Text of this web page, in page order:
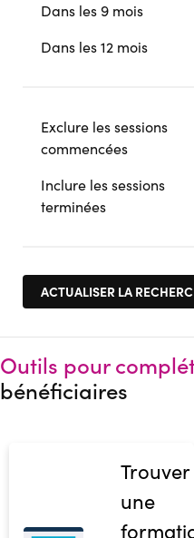
Dans les 9 mois
Dans les 12 mois
Exclure les sessions
commencées
Inclure les sessions
terminées
Outils pour
bénéficiaires
Trouver
une